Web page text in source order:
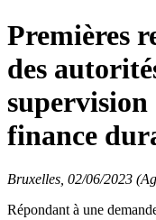
Premières
des
supervision
finance
Bruxelles, 02/06/2023
Répondant à une